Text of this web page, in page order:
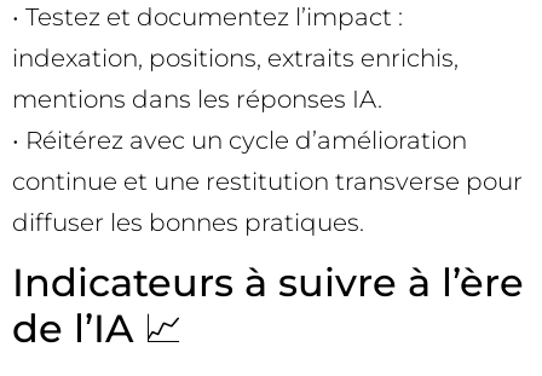
• Testez et documentez l’impact :
indexation, positions, extraits enrichis,
mentions dans les réponses IA.
• Réitérez avec un cycle d’amélioration
continue et une restitution transverse pour
diffuser les bonnes pratiques.
Indicateurs à suivre à l’ère
de l’IA 📈